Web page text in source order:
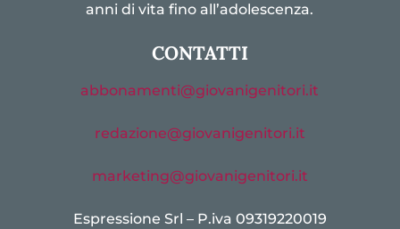
anni di vita fino all’adolescenza.
CONTATTI
abbonamenti@giovanigenitori.it
redazione@giovanigenitori.it
marketing@giovanigenitori.it
Espressione Srl – P.iva 09319220019